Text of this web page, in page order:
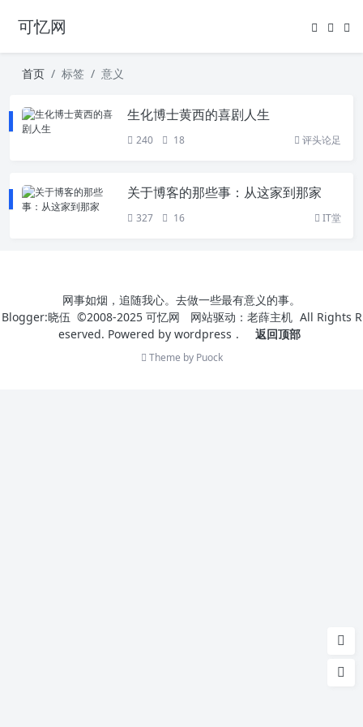
可忆网
首页 标签 意义
生化博士黄西的喜剧人生
240 18 评头论足
关于博客的那些事：从这家到那家
327 16 IT堂
网事如烟，追随我心。去做一些最有意义的事。
Blogger:晓伍 ©2008-2025 可忆网 网站驱动： 老薛主机 All Rights R
eserved. Powered by wordpress . 返回顶部
Theme by Puock